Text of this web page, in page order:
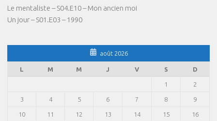
Le mentaliste – S04.E10 – Mon ancien moi
Un jour – S01.E03 – 1990
août 2026
L M M J V S D
1 2
3 4 5 6 7 8 9
10 11 12 13 14 15 16